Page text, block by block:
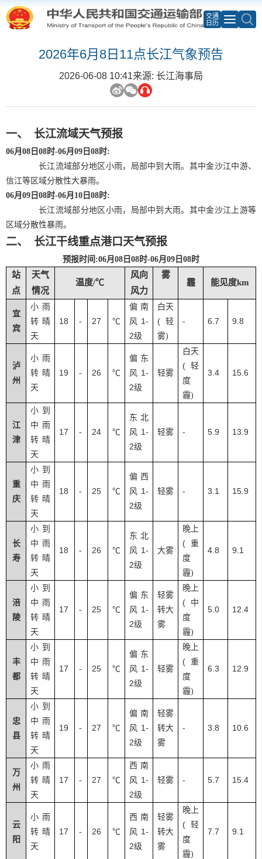
交通
日历
2026年6月8日11点长江气象预告
2026-06-08 10:41来源: 长江海事局
一、 长江流域天气预报
06月 08 日 08时-06月 09 日 08时:
长江流域部分地区小雨，局部中到大雨。其中金沙江中游、
信江等区域分散性大暴雨。
06月 09 日 08时-06月 10 日 08时:
长江流域部分地区小雨，局部中到大雨。其中金沙江上游等
区域分散性暴雨。
二、 长江干线重点港口天气预报
预报时间 :06月08日08时-06月09日08时
站
点
天气
情况
温度/℃
风向
风力
雾
霾
能见度km
宜
宾
小雨
转晴
天
18 - 27 ℃
偏南
风 1-
2级
白天
( 轻
雾)
- 6.7 9.8
泸
州
小雨
转晴
天
19 - 26 ℃
偏东
风 1-
2级
轻雾
白天
( 轻
度
霾)
3.4 15.6
江
津
小到
中雨
转晴
天
17 - 24 ℃
东北
风 1-
2级
轻雾 - 5.9 13.9
重
庆
小到
中雨
转晴
天
18 - 25 ℃
偏西
风 1-
2级
轻雾 - 3.1 15.9
长
寿
小到
中雨
转晴
天
18 - 26 ℃
东北
风 1-
2级
大雾
晚上
( 重
度
霾)
4.8 9.1
涪
陵
小到
中雨
转晴
天
17 - 25 ℃
偏东
风 1-
2级
轻雾
转大
雾
晚上
( 中
度
霾)
5.0 12.4
丰
都
小到
中雨
转晴
天
17 - 25 ℃
偏东
风 1-
2级
轻雾
晚上
( 重
度
霾)
6.3 12.9
忠
县
小到
中雨
转晴
天
19 - 27 ℃
偏南
风 1-
2级
轻雾
转大
雾
- 3.8 10.6
万
州
小雨
转晴
天
17 - 27 ℃
西南
风 1-
2级
轻雾 - 5.7 15.4
云
阳
小雨
转晴
天
17 - 26 ℃
西南
风 1-
2级
轻雾
转大
雾
晚上
( 轻
度
霾)
7.7 9.1